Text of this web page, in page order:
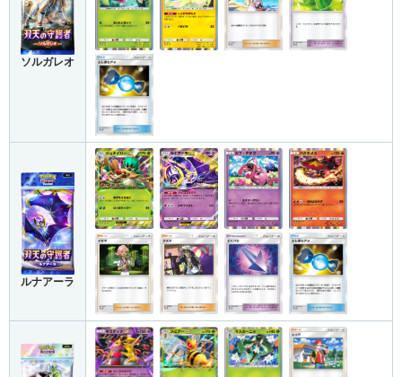
ソルガレオ
ルナアーラ